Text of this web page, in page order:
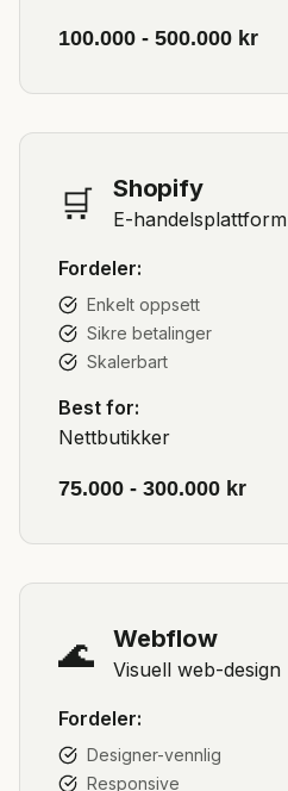
100.000 - 500.000 kr
🛒 Shopify
E-handelsplattform
Fordeler:
Enkelt oppsett
Sikre betalinger
Skalerbart
Best for:
Nettbutikker
75.000 - 300.000 kr
🌊 Webflow
Visuell web-design
Fordeler:
Designer-vennlig
Responsive